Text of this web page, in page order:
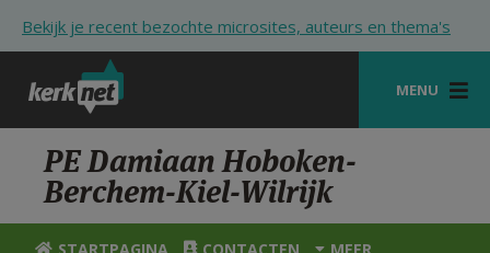
Bekijk je recent bezochte microsites, auteurs en thema's
MENU
STARTPAGINA
KERK
VIERINGEN
PE Damiaan Hoboken-
Berchem-Kiel-Wilrijk